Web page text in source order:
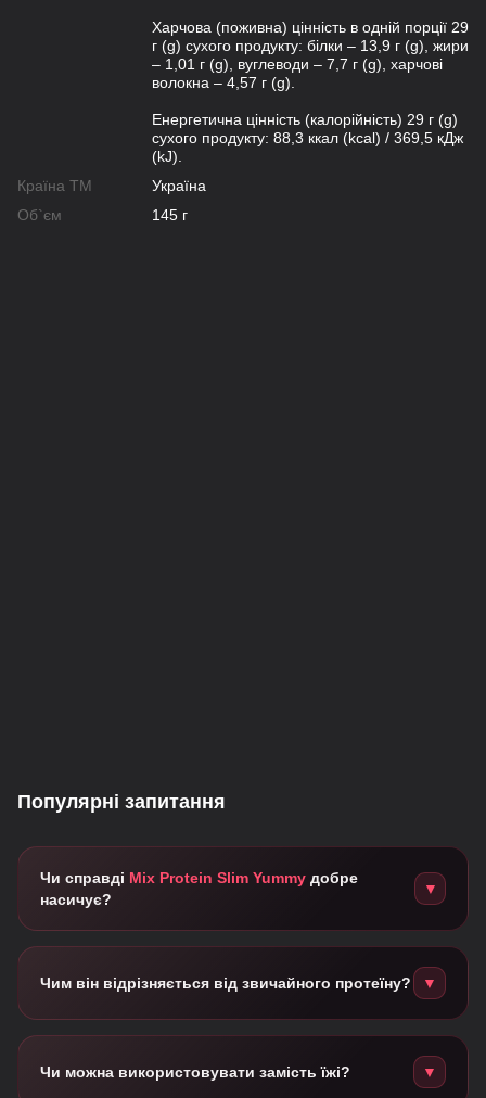
Харчова (поживна) цінність в одній порції 29
г (g) сухого продукту: білки – 13,9 г (g), жири
– 1,01 г (g), вуглеводи – 7,7 г (g), харчові
волокна – 4,57 г (g).
Енергетична цінність (калорійність) 29 г (g)
сухого продукту: 88,3 ккал (kcal) / 369,5 кДж
(kJ).
Країна ТМ
Україна
Об`єм
145 г
Популярні запитання
Чи справді Mix Protein Slim Yummy добре
насичує?
▼
харчових волокон коктейль забезпечує тривале відчуття
ситості та підходить як перекус або заміна легкого
прийому їжі.
Чим він відрізняється від звичайного протеїну? ▼
коктейль комфортний для щоденного використання як
Чи можна використовувати замість їжі? ▼